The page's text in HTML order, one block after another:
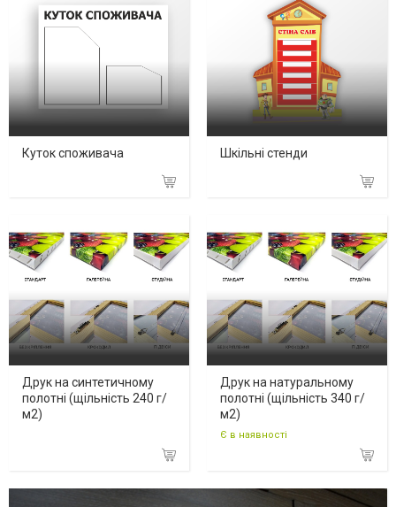
Куток споживача Шкільні стенди
Друк на синтетичному
полотні (щільність 240 г/
м2)
Друк на натуральному
полотні (щільність 340 г/
м2)
Є в наявності